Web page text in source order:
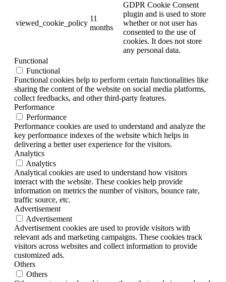
viewed_cookie_policy
11
months
GDPR Cookie Consent
plugin and is used to store
whether or not user has
consented to the use of
cookies. It does not store
any personal data.
Functional
Functional
Functional cookies help to perform certain functionalities like
sharing the content of the website on social media platforms,
collect feedbacks, and other third-party features.
Performance
Performance
Performance cookies are used to understand and analyze the
key performance indexes of the website which helps in
delivering a better user experience for the visitors.
Analytics
Analytics
Analytical cookies are used to understand how visitors
interact with the website. These cookies help provide
information on metrics the number of visitors, bounce rate,
traffic source, etc.
Advertisement
Advertisement
Advertisement cookies are used to provide visitors with
relevant ads and marketing campaigns. These cookies track
visitors across websites and collect information to provide
customized ads.
Others
Others